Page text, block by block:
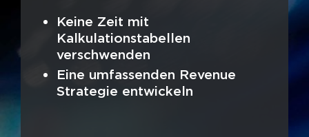
Keine Zeit mit
Kalkulationstabellen
verschwenden
Eine umfassenden Revenue
Strategie entwickeln